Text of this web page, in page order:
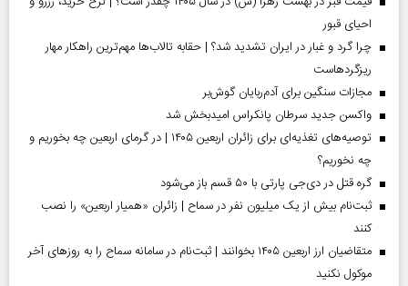
احیای قبور
چرا گرد و غبار در ایران تشدید شد؟ | حقابه تالاب‌ها مهم‌ترین راهکار مهار
ریزگردهاست
مجازات سنگین برای آدم‌ربایان گوش‌بر
واکسن جدید سرطان پانکراس امیدبخش شد
توصیه‌های تغذیه‌ای برای زائران اربعین ۱۴۰۵ | در گرمای اربعین چه بخوریم و
چه نخوریم؟
گره قتل در دی‌جی پارتی با ۵۰ قسم باز می‌شود
ثبت‌نام بیش از یک میلیون نفر در سماح | زائران «همیار اربعین» را نصب
کنند
متقاضیان ارز اربعین ۱۴۰۵ بخوانند | ثبت‌نام در سامانه سماح را به روز‌های آخر
موکول نکنید